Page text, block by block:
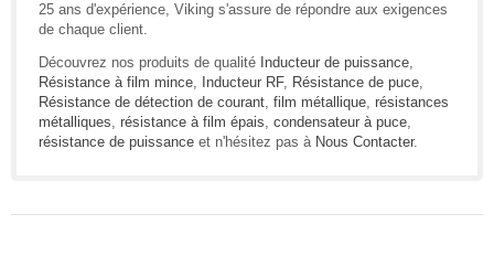
25 ans d'expérience, Viking s'assure de répondre aux exigences
de chaque client.
Découvrez nos produits de qualité Inducteur de puissance,
Résistance à film mince, Inducteur RF, Résistance de puce,
Résistance de détection de courant, film métallique, résistances
métalliques, résistance à film épais, condensateur à puce,
résistance de puissance et n'hésitez pas à Nous Contacter.